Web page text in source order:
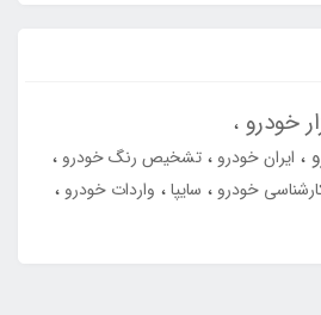
خودرو
ایران خودرو
تشخیص رنگ خودرو
خودرو سایپا
واردات خودرو